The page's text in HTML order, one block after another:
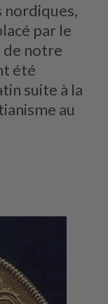
nordiques,
par le
de notre
été
suite à la
au